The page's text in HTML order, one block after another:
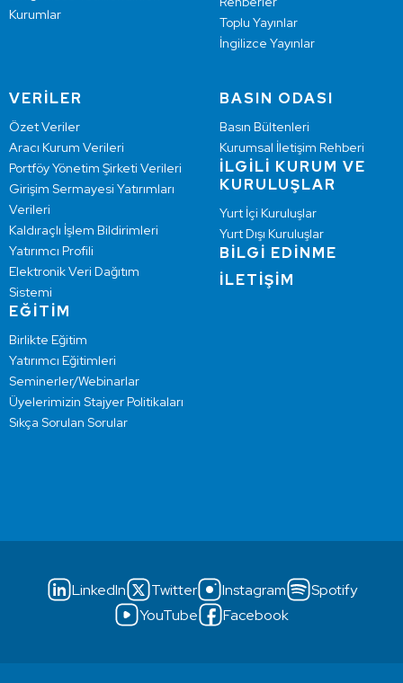
Kurumlar
Toplu Yayınlar
İngilizce Yayınlar
VERİLER
Özet Veriler
Aracı Kurum Verileri
Portföy Yönetim Şirketi Verileri
Girişim Sermayesi Yatırımları
Verileri
Kaldıraçlı İşlem Bildirimleri
Yatırımcı Profili
Elektronik Veri Dağıtım
Sistemi
EĞİTİM
Birlikte Eğitim
Yatırımcı Eğitimleri
Seminerler/Webinarlar
Üyelerimizin Stajyer Politikaları
Sıkça Sorulan Sorular
BASIN ODASI
Basın Bültenleri
Kurumsal İletişim Rehberi
İLGİLİ KURUM VE
KURULUŞLAR
Yurt İçi Kuruluşlar
Yurt Dışı Kuruluşlar
BİLGİ EDİNME
İLETİŞİM
LinkedIn Twitter Instagram
Spotify
YouTube
Facebook